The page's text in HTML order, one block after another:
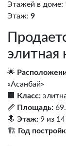
Этажей в доме:
Этаж: 9
элитная
🌟
«Асанбай»
🏢
Класс:
📏 Площадь:
🔝 Этаж: 9 из 14
🏗️ Год